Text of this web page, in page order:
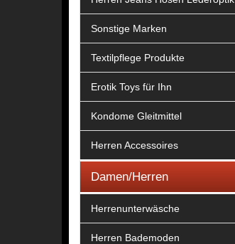
Sonstige Marken
Textilpflege Produkte
Erotik Toys für Ihn
Kondome Gleitmittel
Herren Accessoires
Damen/Herren
Herrenunterwäsche
Herren Bademoden